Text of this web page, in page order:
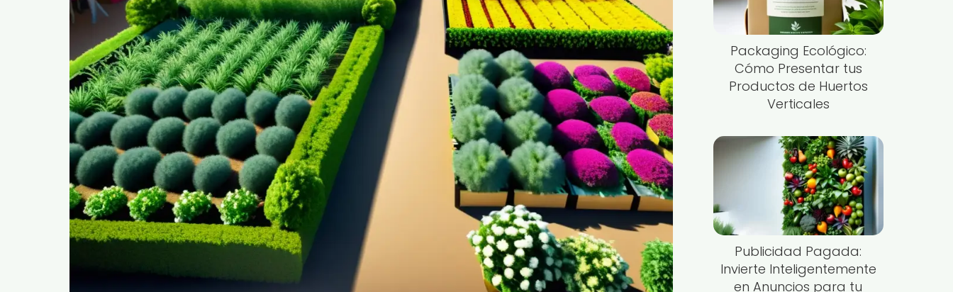
Packaging Ecológico:
Cómo Presentar tus
Productos de Huertos
Verticales
Publicidad Pagada:
Invierte Inteligentemente
en Anuncios para tu